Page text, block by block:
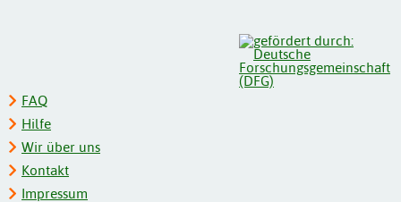
FAQ
Hilfe
Wir über uns
Kontakt
Impressum